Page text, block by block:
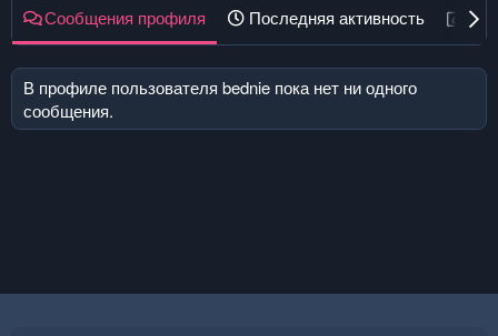
Сообщения профиля Последняя активность
В профиле пользователя bednie пока нет ни одного
сообщения.